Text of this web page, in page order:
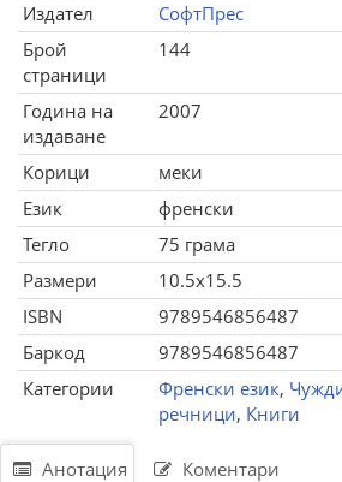
Издател
СофтПрес
Брой
страници
144
Година на
издаване
2007
Корици
меки
Език
френски
Тегло
75 грама
Размери
10.5x15.5
ISBN
9789546856487
Баркод
9789546856487
Категории
Френски език,
речници, Книги
Анотация Коментари